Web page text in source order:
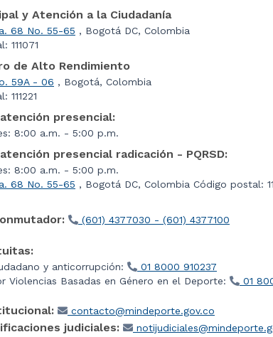
y Atención a la Ciudadanía
68 No. 55-65 , Bogotá DC, Colombia
111071
de Alto Rendimiento
59A - 06 , Bogotá, Colombia
111221
presencial:
8:00 a.m. - 5:00 p.m.
presencial radicación - PQRSD:
8:00 a.m. - 5:00 p.m.
68 No. 55-65 , Bogotá DC, Colombia Código postal:
(601) 4377030 - (601) 4377100
y anticorrupción:
01 8000 910237
Violencias Basadas en Género en el Deporte:
01
contacto@mindeporte.gov.co
judiciales: